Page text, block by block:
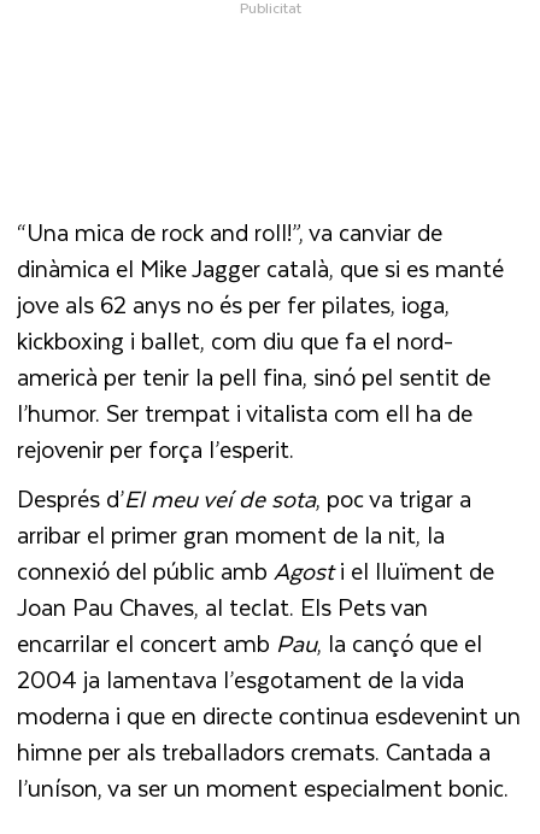
“Una mica de rock and roll!”, va canviar de
dinàmica el Mike Jagger català, que si es manté
jove als 62 anys no és per fer pilates, ioga,
kickboxing i ballet, com diu que fa el nord-
americà per tenir la pell fina, sinó pel sentit de
l’humor. Ser trempat i vitalista com ell ha de
rejovenir per força l’esperit.
Després d’El meu veí de sota, poc va trigar a
arribar el primer gran moment de la nit, la
connexió del públic ambAgosti el lluïment de
Joan Pau Chaves, al teclat. Els Pets van
encarrilar el concert amb Pau, la cançó que el
2004 ja lamentava l’esgotament de la vida
moderna i que en directe continua esdevenint un
himne per als treballadors cremats. Cantada a
l’uníson, va ser un moment especialment bonic.